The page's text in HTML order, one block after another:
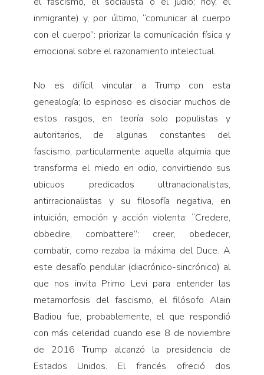
inmigrante) y, por último, “comunicar al cuerpo
con el cuerpo”: priorizar la comunicación física y
emocional sobre el razonamiento intelectual.
No es difícil vincular a Trump con esta
genealogía; lo espinoso es disociar muchos de
estos rasgos, en teoría solo populistas y
autoritarios, de algunas constantes del
fascismo, particularmente aquella alquimia que
transforma el miedo en odio, convirtiendo sus
ubicuos predicados ultranacionalistas,
antirracionalistas y su filosofía negativa, en
intuición, emoción y acción violenta: “Credere,
obbedire, combattere”: creer, obedecer,
combatir, como rezaba la máxima del Duce. A
este desafío pendular (diacrónico-sincrónico) al
que nos invita Primo Levi para entender las
metamorfosis del fascismo, el filósofo Alain
Badiou fue, probablemente, el que respondió
con más celeridad cuando ese 8 de noviembre
de 2016 Trump alcanzó la presidencia de
Estados Unidos. El francés ofreció dos